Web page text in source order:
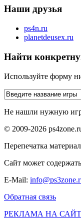
Наши друзья
ps4n.ru
planetdeusex.ru
Найти
Используйте форму
Не нашли нужную
© 2009-2026
Перепечатка
Сайт может
E-Mail:
Обратная связь
РЕКЛАМА НА